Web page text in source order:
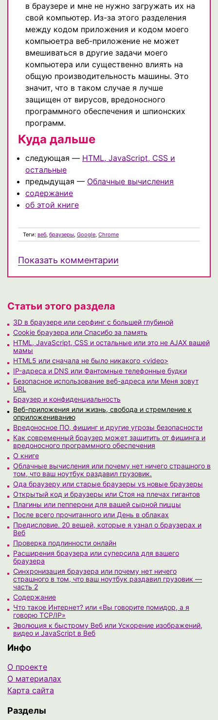
в браузере и мне не нужно загружать их на
свой компьютер. Из-за этого разделения
между кодом приложения и кодом моего
компьюетра веб-приложение не может
вмешиваться в другие задачи моего
компьютера или существенно влиять на
общую производительность машины. Это
значит, что в таком случае я лучше
защищен от вирусов, вредоносного
программного обеспечения и шпионских
программ.
Куда дальше
следующая — HTML, JavaScript, CSS и
остальные
предыдущая — Облачные вычисления
содержание
об этой книге
Теги: веб, браузеры, Google, Chrome
Показать комментарии
Статьи этого раздела
3D в браузере или серфинг с большей глубиной
Cookie браузера или Спасибо за память
HTML, JavaScript, CSS и остальные или это не AJAX вашей
мамы
HTML5 или сначала не было никакого <video>
IP-адреса и DNS или Фантомные телефонные будки
Безопасное использование веб-адреса или Меня зовут
URL
Браузер и конфиденциальность
Веб-приложения или жизнь, свобода и стремление к
оприложениванию
Вредоносное ПО, фишинг и другие угрозы безопасности
Как современный браузер может защитить от фишинга и
вредоносного программного обеспечения
О книге
Облачные вычисления или почему нет ничего страшного в
том, что ваш ноутбук раздавил грузовик.
Ода браузеру или старые браузеры vs новые браузеры
Открытый код и браузеры или Стоя на плечах гигантов
Плагины или пепперони для вашей сырной пиццы
После всего прочитанного или День в облаках
Предисловие. 20 вещей, которые я узнал о браузерах и
Веб
Проверка подлинности онлайн
Расширения браузера или суперсила для вашего
браузера
Синхронизация браузера или почему нет ничего
страшного в том, что ваш ноутбук раздавил грузовик —
часть 2
Содержание
Что такое Интернет? или «Вы говорите помидор, а я
говорю TCP/IP»
Эволюция к быстрому Веб или Ускорение изображений,
видео и JavaScript в Веб
Инфо
О проекте
О материалах
Карта сайта
Разделы